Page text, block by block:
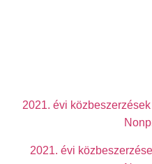
2021. évi
2021. évi